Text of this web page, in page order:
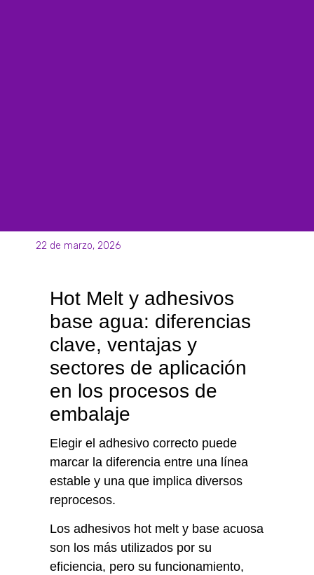
22 de marzo, 2026
Hot Melt y adhesivos
base agua: diferencias
clave, ventajas y
sectores de aplicación
en los procesos de
embalaje
Elegir el adhesivo correcto puede
marcar la diferencia entre una línea
estable y una que implica diversos
reprocesos.
Los adhesivos hot melt y base acuosa
son los más utilizados por su
eficiencia, pero su funcionamiento,